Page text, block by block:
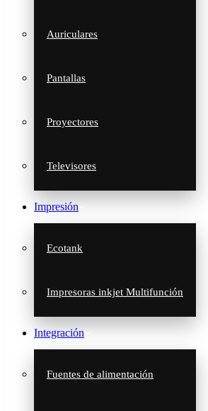
Auriculares
Pantallas
Proyectores
Televisores
Impresión
Ecotank
Impresoras inkjet Multifunción
Integración
Fuentes de alimentación